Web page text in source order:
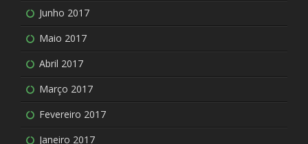
Junho 2017
Maio 2017
Abril 2017
Março 2017
Fevereiro 2017
Janeiro 2017